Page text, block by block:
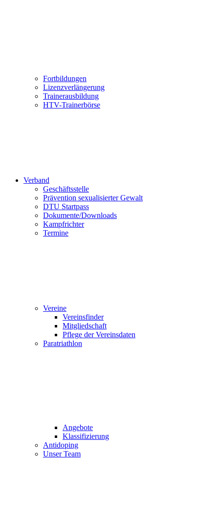
Fortbildungen
Lizenzverlängerung
Trainerausbildung
HTV-Trainerbörse
Verband
Geschäftsstelle
Prävention sexualisierter Gewalt
DTU Startpass
Dokumente/Downloads
Kampfrichter
Termine
Vereine
Vereinsfinder
Mitgliedschaft
Pflege der Vereinsdaten
Paratriathlon
Angebote
Klassifizierung
Antidoping
Unser Team